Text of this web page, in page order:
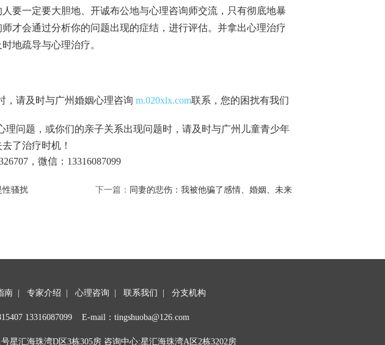
要一定要大胆地、开诚布公地与心理咨询师交流，只有彻底地暴
才会通过分析你的问题出现的症结，进行评估。并拿出心理治疗
地疏导与心理治疗。
，请及时与广州婚姻心理咨询 m.020xlx.com联系，您的困扰有我们
理问题，或你们的亲子关系出现问题时，请及时与广州儿童青少年
了治疗时机！
，微信：13316087099
性骚扰 下一篇： 同妻的悲伤：我被他骗了感情、婚姻、未来
南| 专家介绍 心理咨询 联系我们 分支机构
13316087099 E-mail：tingshuoba@126.com
星汇海珠湾D区3栋305房 咨询中心:星汇海珠湾A区2栋3202房